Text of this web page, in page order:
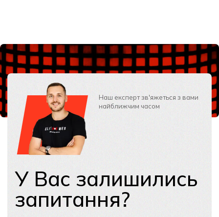
Наш експерт зв'яжеться з вами
найближчим часом
У Вас залишились
запитання?